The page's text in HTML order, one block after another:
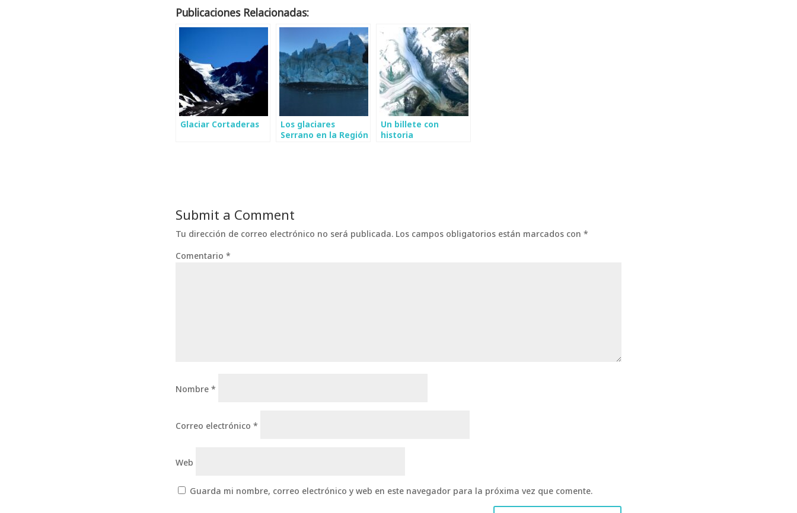
Publicaciones Relacionadas:
Glaciar Cortaderas
Los glaciares
Serrano en la Región
Un billete con
historia
Submit a Comment
Tu dirección de correo electrónico no será publicada. Los campos obligatorios están marcados con *
Comentario *
Nombre *
Correo electrónico *
Web
Guarda mi nombre, correo electrónico y web en este navegador para la próxima vez que comente.